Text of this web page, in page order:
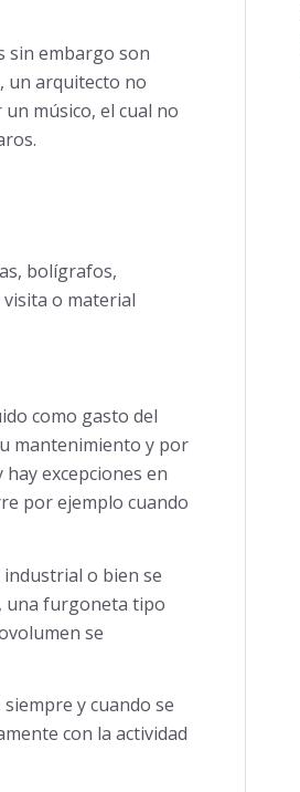
sin embargo son
un arquitecto no
músico, el cual no
bolígrafos,
o material
como gasto del
mantenimiento y por
excepciones en
por ejemplo cuando
industrial o bien se
una furgoneta tipo
se
y cuando se
con la actividad